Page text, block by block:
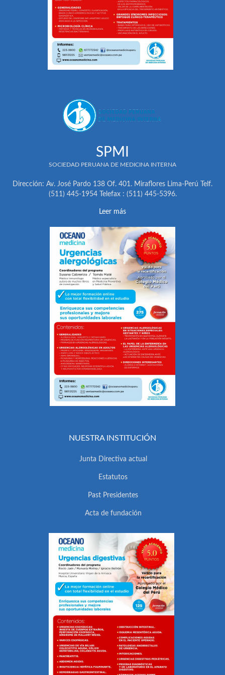
SPMI
SOCIEDAD PERUANA DE MEDICINA INTERNA
Dirección: Av. José Pardo 138 Of. 401. Miraflores Lima-Perú Telf.
(511) 445-1954 Telefax : (511) 445-5396.
Leer más
NUESTRA INSTITUCIÓN
Junta Directiva actual
Estatutos
Past Presidentes
Acta de fundación